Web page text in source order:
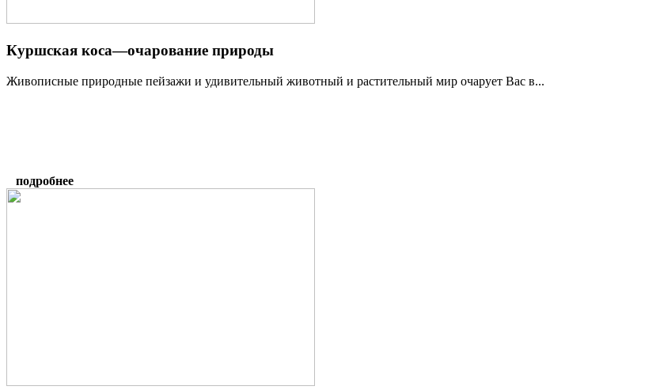
Куршская коса—очарование природы
Живописные природные пейзажи и удивительный животный и растительный мир очарует Вас в...
подробнее